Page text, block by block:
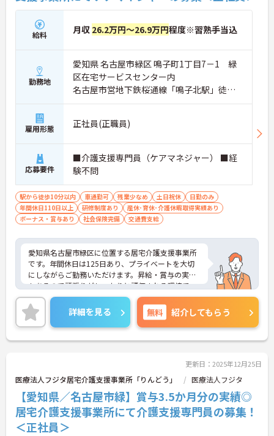
給料 月収 26.2万円～26.9万円程度※習熟手当込
勤務地
愛知県 名古屋市緑区 鳴子町1丁目7－1 緑
区在宅サービスセンター内
名古屋市営地下鉄桜通線「鳴子北駅」徒歩1
0分
雇用形態 正社員(正職員)
応募要件
■介護支援専門員（ケアマネジャー） ■経
験不問
駅から徒歩10分以内 車通勤可 残業少なめ 土日祝休
日勤のみ
年間休日110日以上
研修制度あり
産休･育休･介護休暇取得実績あり
ボーナス・賞与あり
社会保険完備 交通費支給
愛知県名古屋市緑区に位置する居宅介護支援事業所
です。年間休日は125日あり、プライベートを大切
にしながらご勤務いただけます。昇給・賞与の実績
もあるので頑張りがしっかりと評価される環境で
す。ご興味をお持ちの方はお気軽にお問い合わせく
ださい。
詳細を見る 無料 紹介してもらう
更新日：2025年12月25日
医療法人フジタ居宅介護支援事業所「りんどう」 医療法人フジタ
【愛知県／名古屋市緑】賞与3.5か月分の実績◎
居宅介護支援事業所にて介護支援専門員の募集！
＜正社員＞